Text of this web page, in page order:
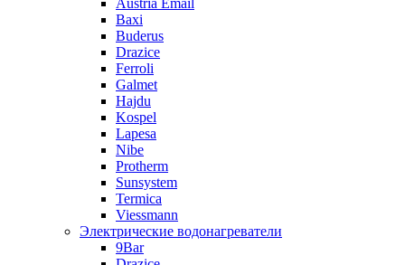
Austria Email
Baxi
Buderus
Drazice
Ferroli
Galmet
Hajdu
Kospel
Lapesa
Nibe
Protherm
Sunsystem
Termica
Viessmann
Электрические водонагреватели
9Bar